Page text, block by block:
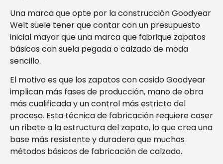
Una marca que opte por la construcción Goodyear
Welt suele tener que contar con un presupuesto
inicial mayor que una marca que fabrique zapatos
básicos con suela pegada o calzado de moda
sencillo.
El motivo es que los zapatos con cosido Goodyear
implican más fases de producción, mano de obra
más cualificada y un control más estricto del
proceso. Esta técnica de fabricación requiere coser
un ribete a la estructura del zapato, lo que crea una
base más resistente y duradera que muchos
métodos básicos de fabricación de calzado.